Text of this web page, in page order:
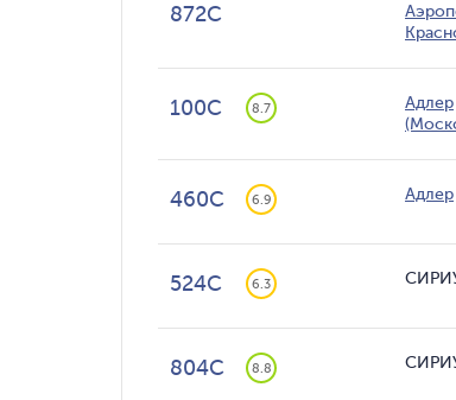
872С
100С 8.7 Адлер
460С 6.9 Адлер
524С 6.3
804С 8.8